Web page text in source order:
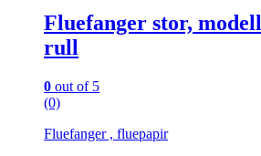
Fluefanger stor,
rull
0 out of 5
(0)
Fluefanger , fluepapir